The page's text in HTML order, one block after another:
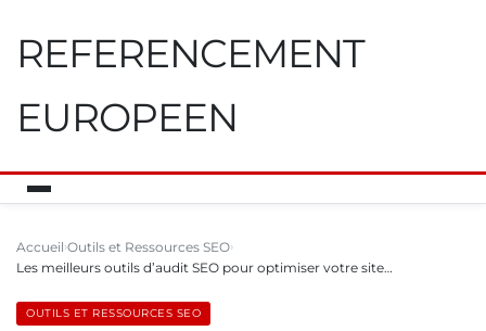
REFERENCEMENT
EUROPEEN
Accueil Outils et Ressources SEO
Les meilleurs outils d’audit SEO pour optimiser votre site…
OUTILS ET RESSOURCES SEO